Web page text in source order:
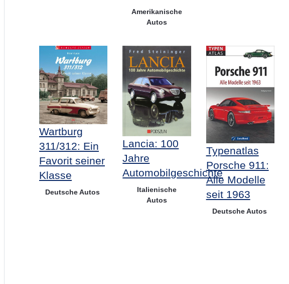
Amerikanische
Autos
Wartburg
311/312: Ein
Favorit seiner
Klasse
Deutsche Autos
Lancia: 100
Jahre
Automobilgeschichte
Italienische
Autos
Typenatlas
Porsche 911:
Alle Modelle
seit 1963
Deutsche Autos